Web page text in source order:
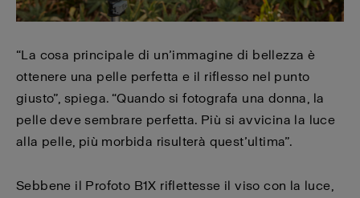
“La cosa principale di un’immagine di bellezza è
ottenere una pelle perfetta e il riflesso nel punto
giusto”, spiega. “Quando si fotografa una donna, la
pelle deve sembrare perfetta. Più si avvicina la luce
alla pelle, più morbida risulterà quest’ultima”.
Sebbene il Profoto B1X riflettesse il viso con la luce,